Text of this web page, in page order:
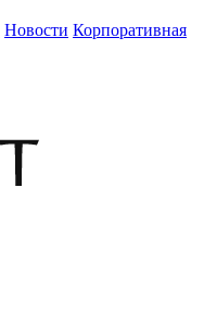
Новости Корпоративная